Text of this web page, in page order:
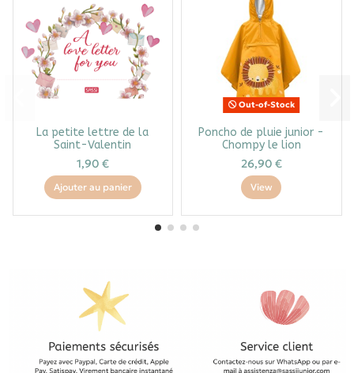
La petite lettre de la
Saint-Valentin
1,90 €
Ajouter au panier
Out-of-Stock
Poncho de pluie junior -
Chompy le lion
26,90 €
View